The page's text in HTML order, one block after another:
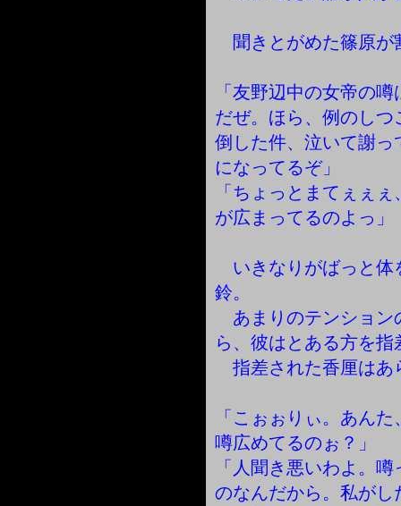
聞きとがめた篠原が
「友野辺中の女帝の
だぜ。ほら、例のし
倒した件、泣いて謝
になってるぞ」
「ちょっとまてぇぇ
が広まってるのよっ」
いきなりがばっと体
鈴。
あまりのテンション
ら、彼はとある方を指
指差された香厘はあ
「こぉぉりぃ。あん
噂広めてるのぉ？」
「人聞き悪いわよ。
のなんだから。私が